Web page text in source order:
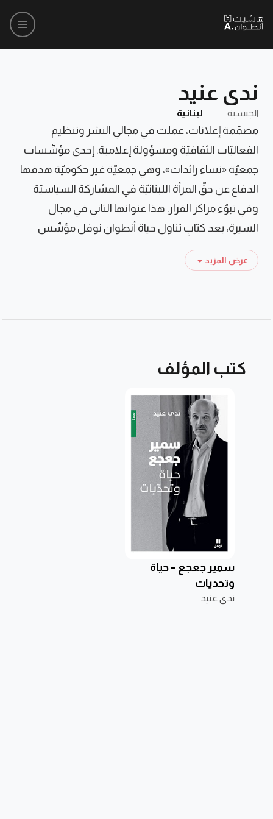
ندى عنيد
الجنسية لبنانية
مصمّمة إعلانات، عملت في مجالي النشر وتنظيم
الفعاليّات الثقافيّة ومسؤولة إعلامية. إحدى مؤسِّسات
جمعيّة «نساء رائدات»، وهي جمعيّة غير حكوميّة هدفها
الدفاع عن حقّ المرأة اللبنانيّة في المشاركة السياسيّة
وفي تبوّء مراكز القرار. هذا عنوانها الثاني في مجال
السيرة، بعد كتابٍ تناول حياة أنطوان نوفل مؤسِّس
مكتبة أنطوان، وتاريخ المكتبة في لبنان.
عرض المزيد
كتب المؤلف
سمير جعجع – حياة
وتحديات
ندى عنيد